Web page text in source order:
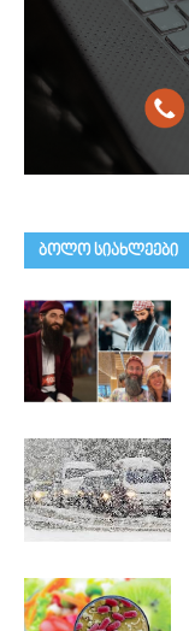
ᲑᲝᲚᲝ ᲡᲘᲐᲮᲚᲔᲔᲑᲘ